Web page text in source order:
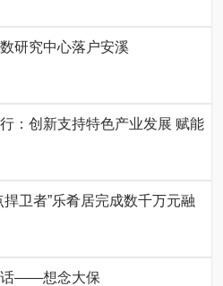
研究中心落户安溪
：创新支持特色产业发展 赋能
捍卫者”乐肴居完成数千万元融
话——想念大保